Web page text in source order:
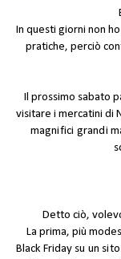
In questi giorni non
pratiche, perciò
Il prossimo sabato
visitare i mercatini di
magnifici grandi
Detto ciò,
La prima, più
Black Fridaysu un